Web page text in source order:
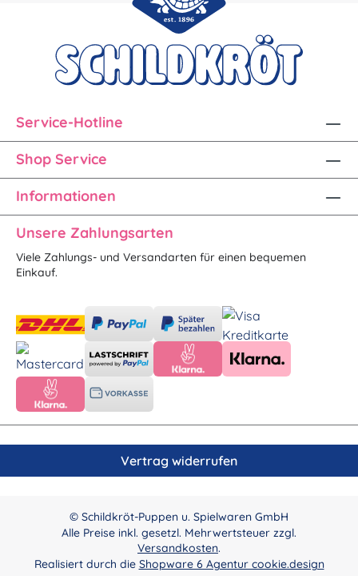
Service-Hotline
Shop Service
Informationen
Unsere Zahlungsarten
Viele Zahlungs- und Versandarten für einen bequemen
Einkauf.
Vertrag widerrufen
© Schildkröt-Puppen u. Spielwaren GmbH
Alle Preise inkl. gesetzl. Mehrwertsteuer zzgl.
Versandkosten.
Realisiert durch die Shopware 6 Agentur cookie.design